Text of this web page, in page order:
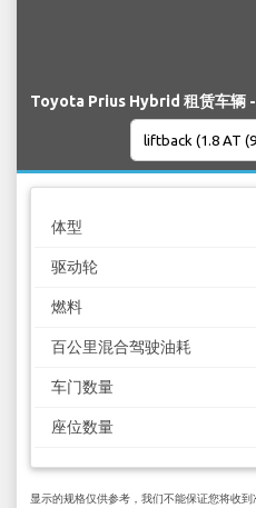
Toyota Prius Hybrid 租赁车辆
体型
驱动轮
燃料
百公里混合驾驶油耗
车门数量
座位数量
显示的规格仅供参考，我们不能保证您将收